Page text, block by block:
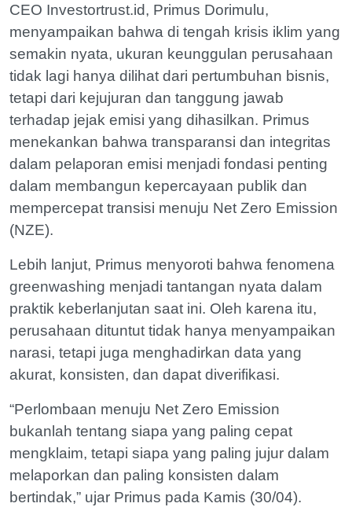
CEO Investortrust.id, Primus Dorimulu,
menyampaikan bahwa di tengah krisis iklim yang
semakin nyata, ukuran keunggulan perusahaan
tidak lagi hanya dilihat dari pertumbuhan bisnis,
tetapi dari kejujuran dan tanggung jawab
terhadap jejak emisi yang dihasilkan. Primus
menekankan bahwa transparansi dan integritas
dalam pelaporan emisi menjadi fondasi penting
dalam membangun kepercayaan publik dan
mempercepat transisi menuju Net Zero Emission
(NZE).
Lebih lanjut, Primus menyoroti bahwa fenomena
greenwashing menjadi tantangan nyata dalam
praktik keberlanjutan saat ini. Oleh karena itu,
perusahaan dituntut tidak hanya menyampaikan
narasi, tetapi juga menghadirkan data yang
akurat, konsisten, dan dapat diverifikasi.
“Perlombaan menuju Net Zero Emission
bukanlah tentang siapa yang paling cepat
mengklaim, tetapi siapa yang paling jujur dalam
melaporkan dan paling konsisten dalam
bertindak,” ujar Primus pada Kamis (30/04).